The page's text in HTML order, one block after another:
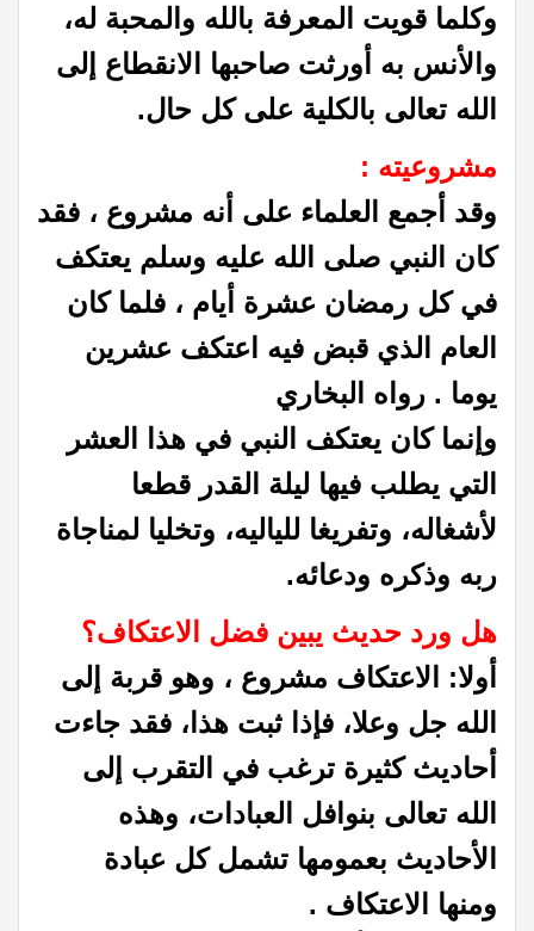
وكلما قويت المعرفة بالله والمحبة له،
والأنس به أورثت صاحبها الانقطاع إلى
الله تعالى بالكلية على كل حال.
مشروعيته :
وقد أجمع العلماء على أنه مشروع ، فقد
كان النبي صلى الله عليه وسلم يعتكف
في كل رمضان عشرة أيام ، فلما كان
العام الذي قبض فيه اعتكف عشرين
يوما . رواه البخاري
وإنما كان يعتكف النبي في هذا العشر
التي يطلب فيها ليلة القدر قطعا
لأشغاله، وتفريغا للياليه، وتخليا لمناجاة
ربه وذكره ودعائه.
هل ورد حديث يبين فضل الاعتكاف؟
أولا: الاعتكاف مشروع ، وهو قربة إلى
الله جل وعلا، فإذا ثبت هذا، فقد جاءت
أحاديث كثيرة ترغب في التقرب إلى
الله تعالى بنوافل العبادات، وهذه
الأحاديث بعمومها تشمل كل عبادة
ومنها الاعتكاف .